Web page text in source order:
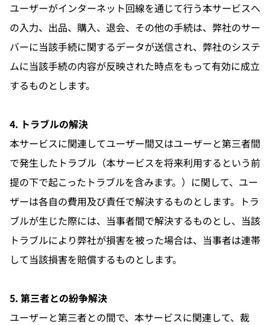
ユーザーがインターネット回線を通じて行う本サービスへ
の入力、出品、購入、退会、その他の手続は、弊社のサー
バーに当該手続に関するデータが送信され、弊社のシステ
ムに当該手続の内容が反映された時点をもって有効に成立
するものとします。
4. トラブルの解決
本サービスに関連してユーザー間又はユーザーと第三者間
で発生したトラブル（本サービスを将来利用するという前
提の下で起こったトラブルを含みます。）に関して、ユー
ザーは各自の費用及び責任で解決するものとします。トラ
ブルが生じた際には、当事者間で解決するものとし、当該
トラブルにより弊社が損害を被った場合は、当事者は連帯
して当該損害を賠償するものとします。
5. 第三者との紛争解決
ユーザーと第三者との間で、本サービスに関連して、裁